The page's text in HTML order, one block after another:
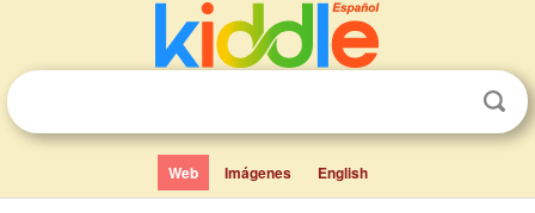
Web Imágenes English